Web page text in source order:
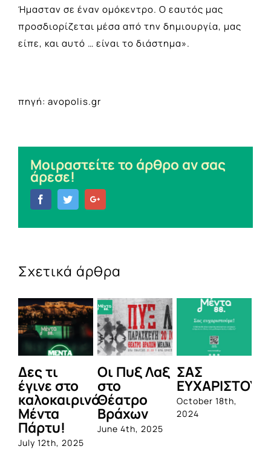
Ήμασταν σε έναν ομόκεντρο. Ο εαυτός μας
προσδιορίζεται μέσα από την δημιουργία, μας
είπε, και αυτό … είναι το διάστημα».
πηγή: avopolis.gr
Μοιραστείτε το άρθρο αν σας
άρεσε!
FacebookTwitter
Σχετικά άρθρα
τι
στο
12th, 2025
Οι Πυξ Λαξ
στο
Θέατρο
Βράχων
June 4th, 2025
ΣΑΣ
ΕΥΧΑΡΙΣΤΟΥΜΕ!
October 18th,
1η